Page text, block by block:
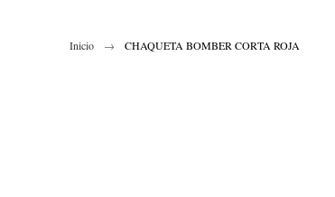
Inicio CHAQUETA BOMBER CORTA ROJA